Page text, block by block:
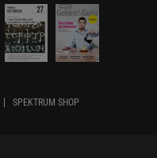
SPEKTRUM SHOP